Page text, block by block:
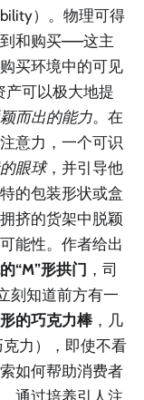
）。物理可得
和购买——这主
买环境中的可见
产可以极大地提
而出的能力。在
意力，一个可识
眼球，并引导他
的包装形状或盒
挤的货架中脱颖
能性。作者给出
“M”形拱门 ，司
刻知道前方有一
的巧克力棒 ，几
力），即使不看
如何帮助消费者
通过培养引人注